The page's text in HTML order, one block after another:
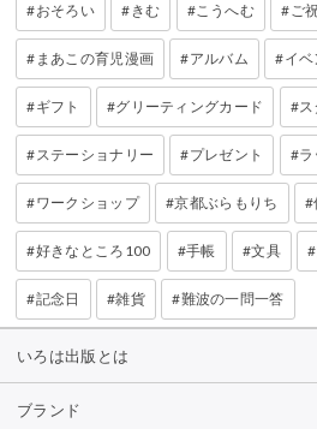
おそろい きむ こうへむ ご
まあこの育児漫画 アルバム イベ
ギフト グリーティングカード ス
ステーショナリー プレゼント ラ
ワークショップ 京都ぶらもりち
好きなところ100 手帳 文具
記念日 雑貨 難波の一問一答
いろは出版とは
ブランド